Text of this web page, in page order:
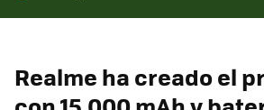
Realme ha creado el